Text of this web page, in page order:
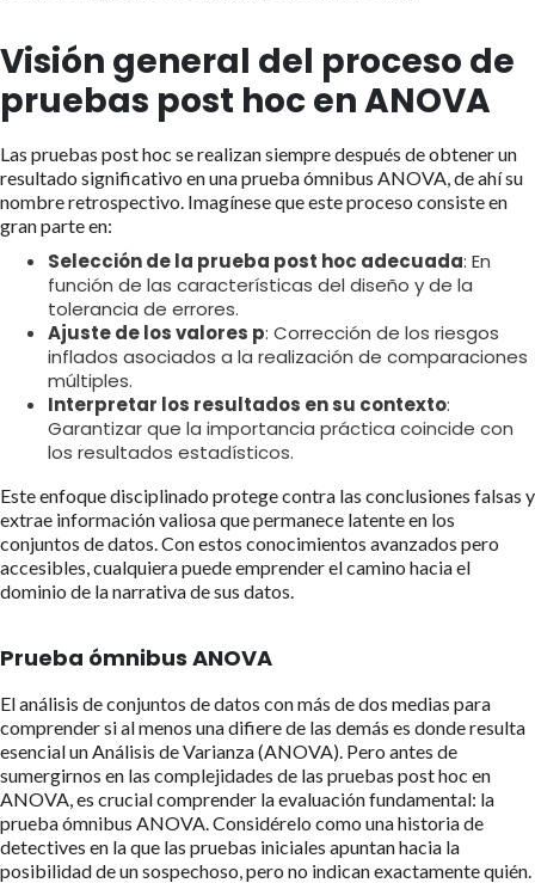
Visión general del proceso de
pruebas post hoc en ANOVA
Las pruebas post hoc se realizan siempre después de obtener un
resultado significativo en una prueba ómnibus ANOVA, de ahí su
nombre retrospectivo. Imagínese que este proceso consiste en
gran parte en:
Selección de la prueba post hoc adecuada: En
función de las características del diseño y de la
tolerancia de errores.
Ajuste de los valores p: Corrección de los riesgos
inflados asociados a la realización de comparaciones
múltiples.
Interpretar los resultados en su contexto:
Garantizar que la importancia práctica coincide con
los resultados estadísticos.
Este enfoque disciplinado protege contra las conclusiones falsas y
extrae información valiosa que permanece latente en los
conjuntos de datos. Con estos conocimientos avanzados pero
accesibles, cualquiera puede emprender el camino hacia el
dominio de la narrativa de sus datos.
Prueba ómnibus ANOVA
El análisis de conjuntos de datos con más de dos medias para
comprender si al menos una difiere de las demás es donde resulta
esencial un Análisis de Varianza (ANOVA). Pero antes de
sumergirnos en las complejidades de las pruebas post hoc en
ANOVA, es crucial comprender la evaluación fundamental: la
prueba ómnibus ANOVA. Considérelo como una historia de
detectives en la que las pruebas iniciales apuntan hacia la
posibilidad de un sospechoso, pero no indican exactamente quién.